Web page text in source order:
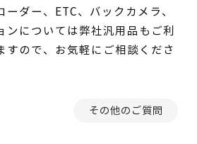
ーダー、ETC、バックカメラ、
ンについては弊社汎用品もご利
すので、お気軽にご相談くださ
その他のご質問